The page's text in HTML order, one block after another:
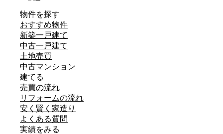
物件を探す
おすすめ物件
新築一戸建て
中古一戸建て
土地売買
中古マンション
建てる
売買の流れ
リフォームの流れ
安く賢く家造り
よくある質問
実績をみる